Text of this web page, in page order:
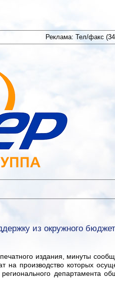
Реклама: Тел/факс
из окружного
издания, минуты
на производство которых
департамента